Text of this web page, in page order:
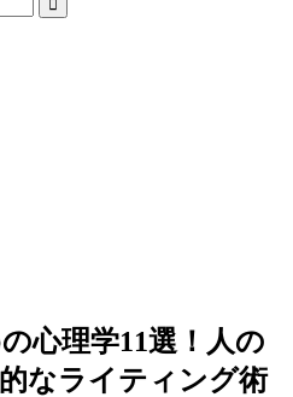
心理学11選！人の
なライティング術